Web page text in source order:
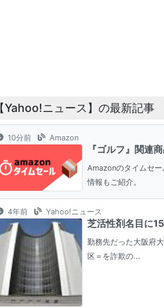
【Yahoo!ニュース】の最新記事
10分前 Amazon
『ゴルフ』関連
Amazonのタイムセ
情報もご紹介。
4年前 Yahoo!ニュース
芝活性剤名目に
勤務先だった大阪府
区＝を詐欺の...